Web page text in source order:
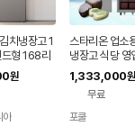
치냉장고 1
형 168리
음 김치보
신선보관
원
아
스타리온 업소
냉장고 식당 영
용량 대형
1,333,000원
무료
포쿨